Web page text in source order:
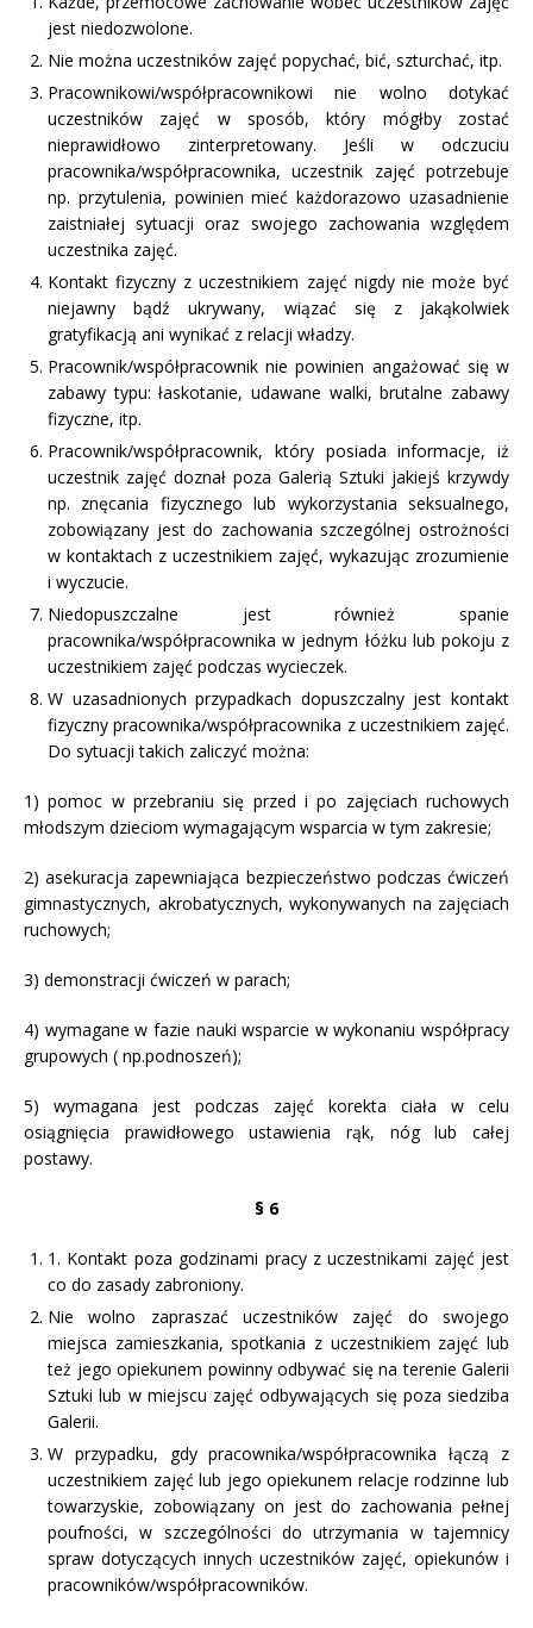
jest niedozwolone.
Nie można uczestników zajęć popychać, bić, szturchać, itp.
Pracownikowi/współpracownikowi nie wolno dotykać
uczestników zajęć w sposób, który mógłby zostać
nieprawidłowo zinterpretowany. Jeśli w odczuciu
pracownika/współpracownika, uczestnik zajęć potrzebuje
np. przytulenia, powinien mieć każdorazowo uzasadnienie
zaistniałej sytuacji oraz swojego zachowania względem
uczestnika zajęć.
Kontakt fizyczny z uczestnikiem zajęć nigdy nie może być
niejawny bądź ukrywany, wiązać się z jakąkolwiek
gratyfikacją ani wynikać z relacji władzy.
Pracownik/współpracownik nie powinien angażować się w
zabawy typu: łaskotanie, udawane walki, brutalne zabawy
fizyczne, itp.
Pracownik/współpracownik, który posiada informacje, iż
uczestnik zajęć doznał poza Galerią Sztuki jakiejś krzywdy
np. znęcania fizycznego lub wykorzystania seksualnego,
zobowiązany jest do zachowania szczególnej ostrożności
w kontaktach z uczestnikiem zajęć, wykazując zrozumienie
i wyczucie.
Niedopuszczalne jest również spanie
pracownika/współpracownika w jednym łóżku lub pokoju z
uczestnikiem zajęć podczas wycieczek.
W uzasadnionych przypadkach dopuszczalny jest kontakt
fizyczny pracownika/współpracownika z uczestnikiem zajęć.
Do sytuacji takich zaliczyć można:
1) pomoc w przebraniu się przed i po zajęciach ruchowych
młodszym dzieciom wymagającym wsparcia w tym zakresie;
2) asekuracja zapewniająca bezpieczeństwo podczas ćwiczeń
gimnastycznych, akrobatycznych, wykonywanych na zajęciach
ruchowych;
3) demonstracji ćwiczeń w parach;
4) wymagane w fazie nauki wsparcie w wykonaniu współpracy
grupowych ( np.podnoszeń);
5) wymagana jest podczas zajęć korekta ciała w celu
osiągnięcia prawidłowego ustawienia rąk, nóg lub całej
postawy.
§ 6
1. Kontakt poza godzinami pracy z uczestnikami zajęć jest
co do zasady zabroniony.
Nie wolno zapraszać uczestników zajęć do swojego
miejsca zamieszkania, spotkania z uczestnikiem zajęć lub
też jego opiekunem powinny odbywać się na terenie Galerii
Sztuki lub w miejscu zajęć odbywających się poza siedziba
Galerii.
W przypadku, gdy pracownika/współpracownika łączą z
uczestnikiem zajęć lub jego opiekunem relacje rodzinne lub
towarzyskie, zobowiązany on jest do zachowania pełnej
poufności, w szczególności do utrzymania w tajemnicy
spraw dotyczących innych uczestników zajęć, opiekunów i
pracowników/współpracowników.